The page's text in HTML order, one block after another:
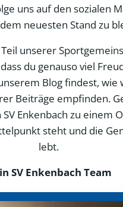
uns auf den sozialen
neuesten Stand zu
Teil unserer
du genauso viel
Blog findest, wie
Beiträge empfinden.
Enkenbach zu einem
steht und die
lebt.
SV Enkenbach Team